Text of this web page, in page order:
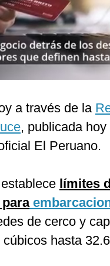
a través de la
, publicada
El Peruano.
límites
de cerco y
hasta